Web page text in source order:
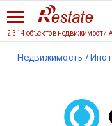
2 314 объектов недвижимости
Недвижимость /